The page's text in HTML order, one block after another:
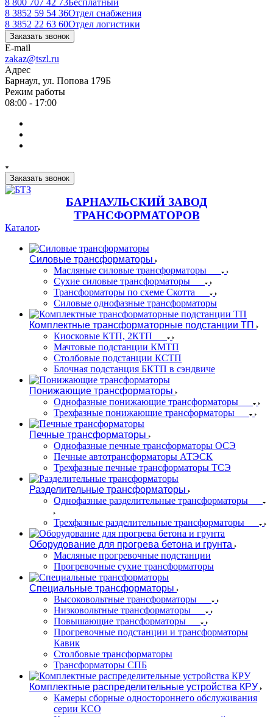
8 800 707 42 73Бесплатный
8 3852 59 54 36Отдел снабжения
8 3852 22 63 60Отдел логистики
Заказать звонок
E-mail
zakaz@tszl.ru
Адрес
Барнаул, ул. Попова 179Б
Режим работы
08:00 - 17:00
Заказать звонок
БАРНАУЛЬСКИЙ ЗАВОД
ТРАНСФОРМАТОРОВ
Каталог
Силовые трансформаторы
Масляные силовые трансформаторы
Сухие силовые трансформаторы
Трансформаторы по схеме Скотта
Силовые однофазные трансформаторы
Комплектные трансформаторные подстанции ТП
Киосковые КТП, 2КТП
Мачтовые подстанции КМТП
Столбовые подстанции КСТП
Блочная подстанция БКТП в сэндвиче
Понижающие трансформаторы
Однофазные понижающие трансформаторы
Трехфазные понижающие трансформаторы
Печные трансформаторы
Однофазные печные трансформаторы ОСЭ
Печные автотрансформаторы АТЭСК
Трехфазные печные трансформаторы ТСЭ
Разделительные трансформаторы
Однофазные разделительные трансформаторы
Трехфазные разделительные трансформаторы
Оборудование для прогрева бетона и грунта
Масляные прогревочные подстанции
Прогревочные сухие трансформаторы
Специальные трансформаторы
Высоковольтные трансформаторы
Низковольтные трансформаторы
Повышающие трансформаторы
Прогревочные подстанции и трансформаторы
Кавик
Столбовые трансформаторы
Трансформаторы СПБ
Комплектные распределительные устройства КРУ
Камеры сборные одностороннего обслуживания
серии КСО